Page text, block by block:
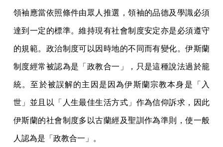
領袖應當依照條件由眾人推選，領袖的品德及學識必須
達到一定的標準。維持現有社會制度安定亦是必須遵守
的規範。政治制度可以因時地的不同而有變化。伊斯蘭
制度經常被認為是「政教合一」，只是這種說法過於籠
統。至於被誤解的主因是因為伊斯蘭宗教本身是「入
世」並且以「人生最佳生活方式」作為信仰訴求，因此
伊斯蘭的社會制度多以古蘭經及聖訓作為準則，使一般
人認為是「政教合一」。